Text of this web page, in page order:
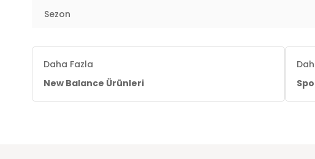
3DE1M1906NB.347
Sezon
Daha Fazla
New Balance Ürünleri